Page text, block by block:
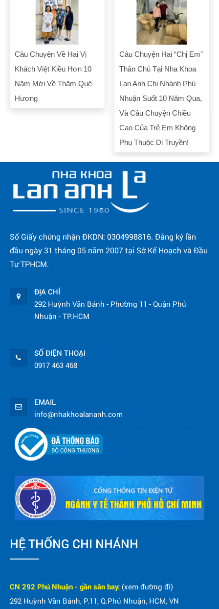
Câu Chuyện Về Hai Vị
Khách Việt Kiều Hơn 10
Năm Mới Về Thăm Quê
Hương
Câu Chuyện Hai “chị Em”
Thân Chủ Tại Nha Khoa
Lan Anh Chi Nhánh Phú
Nhuận Suốt 10 Năm Qua,
Và Câu Chuyện Chiều
Cao Của Trẻ Em Không
Phụ Thuộc Di Truyền!
Số Giấy chứng nhận ĐKDN: 0304998816. Đăng ký lần
đầu ngày 31 tháng 05 năm 2007 tại Sở Kế Hoạch và Đầu
Tư TPHCM.
ĐỊA CHỈ
292 Huỳnh Văn Bánh - Phường 11 - Quận Phú
Nhuận - TP.HCM
SỐ ĐIỆN THOẠI
0917 463 468
EMAIL
info@nhakhoalananh.com
HỆ THỐNG CHI NHÁNH
CN 292 Phú Nhuận - gần sân bay: (xem đường đi)
292 Huỳnh Văn Bánh, P.11, Q.Phú Nhuận, HCM, VN